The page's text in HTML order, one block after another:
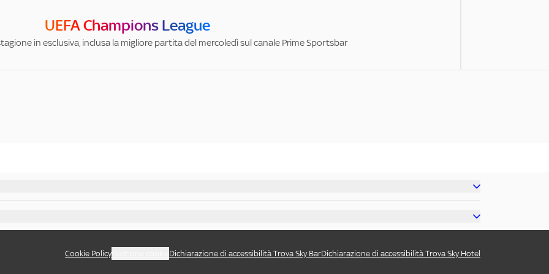
UEFA Champions League
in esclusiva, inclusa la migliore partita del mercoledì sul canale Prime Sportsbar
Cookie Policy Dichiarazione di accessibilità Trova Sky BarDichiarazione di accessibilità Trova Sky Hotel